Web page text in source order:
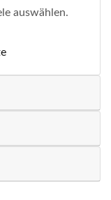
auswählen.